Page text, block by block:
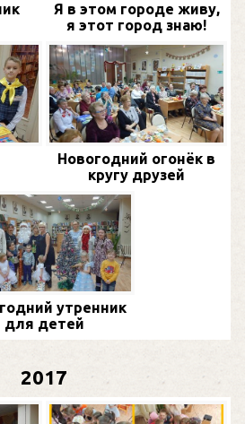
Я в этом городе живу,
я этот город знаю!
Новогодний огонёк в
кругу друзей
утренник
для детей
2017